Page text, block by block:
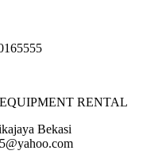
RENTAL
Bekasi